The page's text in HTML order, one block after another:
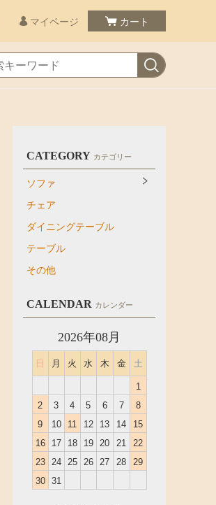
マイページ カート
CATEGORY カテゴリー
ソファ
チェア
ダイニングテーブル
テーブル
その他
CALENDAR カレンダー
2026年08月
日 月 火 水 木 金 土
1
2
3 4 5 6 7
8
9
10 11 12 13 14
15
16
17 18 19 20 21
22
23
24 25 26 27 28
29
30
31